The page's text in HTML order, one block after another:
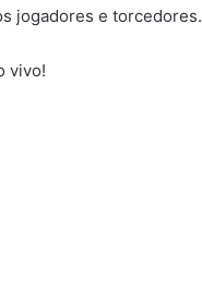
jogadores e torcedores.
vivo!